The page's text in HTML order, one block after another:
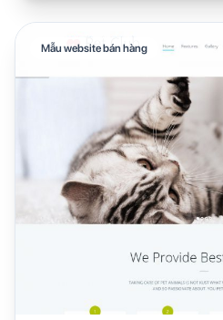
Mẫu website bán hàng